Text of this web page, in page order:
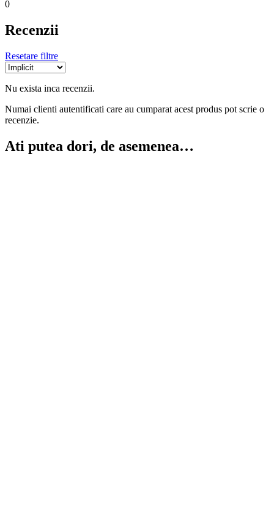
0
Recenzii
Resetare filtre
Nu exista inca recenzii.
Numai clienti autentificati care au cumparat acest produs pot scrie o
recenzie.
Ati putea dori, de asemenea…